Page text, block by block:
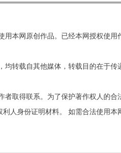
本网原创作品。已经本网授权使
转载自其他媒体，转载目的在于
取得联系。为了保护著作权人的
人身份证明材料。 如需合法使用本